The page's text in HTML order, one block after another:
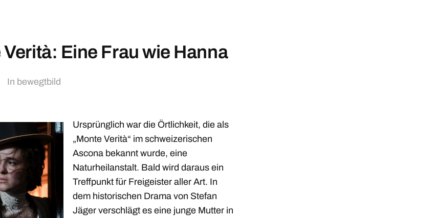
Eine Frau wie Hanna
In bewegtbild
Ursprünglich war die Örtlichkeit, die als
„Monte Verità“ im schweizerischen
Ascona bekannt wurde, eine
Naturheilanstalt. Bald wird daraus ein
Treffpunkt für Freigeister aller Art. In
dem historischen Drama von Stefan
Jäger verschlägt es eine junge Mutter in